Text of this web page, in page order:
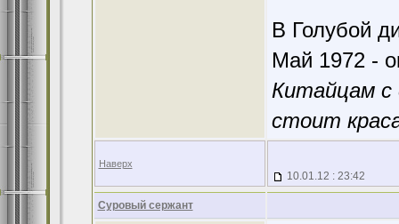
В Голубой
Май 1972 -
Китайцам с
стоит
Наверх
10.01.12 : 23:42
Суровый сержант